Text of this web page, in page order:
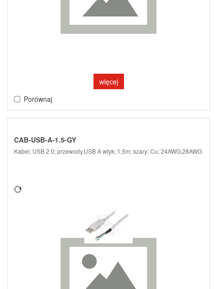
więcej
Porównaj
CAB-USB-A-1.5-GY
Kabel; USB 2.0; przewody,USB A wtyk; 1,5m; szary; Cu; 24AWG,28AWG